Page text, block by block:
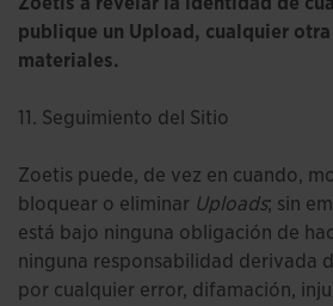
publique un Upload, cualquier
materiales.
11. Seguimiento del Sitio
Zoetis puede, de vez en cuando,
bloquear o eliminar Uploads; sin
está bajo ninguna obligación de
ninguna responsabilidad derivada
por cualquier error, difamación,